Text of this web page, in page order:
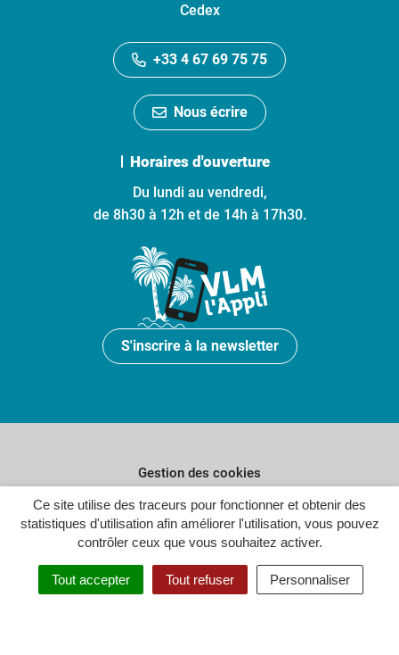
Ce site utilise des traceurs pour fonctionner et obtenir des
statistiques d'utilisation afin améliorer l'utilisation, vous pouvez
contrôler ceux que vous souhaitez activer.
Tout accepter Tout refuser Personnaliser
Cedex
+33 4 67 69 75 75
Nous écrire
Horaires d'ouverture
Du lundi au vendredi,
de 8h30 à 12h et de 14h à 17h30.
S'inscrire à la newsletter
Gestion des cookies
Plan du site
Politique de confidentialité
Crédits